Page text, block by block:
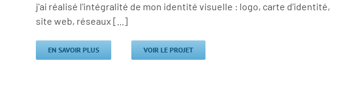
j'ai réalisé l'intégralité de mon identité visuelle : logo, carte d'identité,
site web, réseaux [...]
EN SAVOIR PLUS VOIR LE PROJET